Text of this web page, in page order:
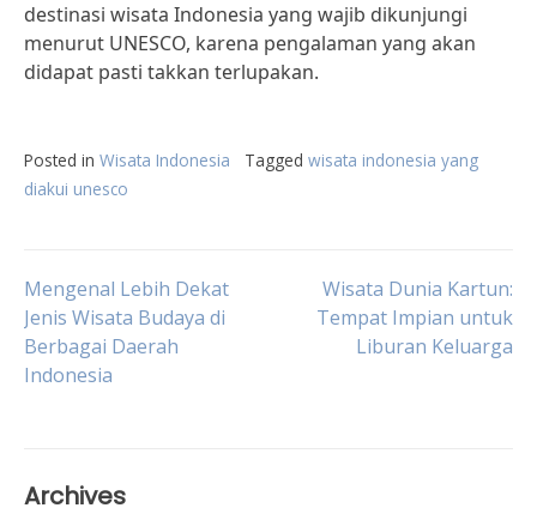
destinasi wisata Indonesia yang wajib dikunjungi
menurut UNESCO, karena pengalaman yang akan
didapat pasti takkan terlupakan.
Posted in Wisata Indonesia Tagged wisata indonesia yang
diakui unesco
Post
navigation
Mengenal Lebih Dekat
Jenis Wisata Budaya di
Berbagai Daerah
Indonesia
Wisata Dunia Kartun:
Tempat Impian untuk
Liburan Keluarga
Archives